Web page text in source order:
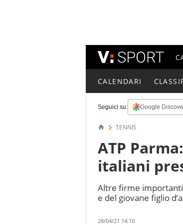
CALENDARI
Seguici su: Google
TENNIS
ATP
italiani
Altre firme importanti
e del giovane figlio
28/04/21 14:10